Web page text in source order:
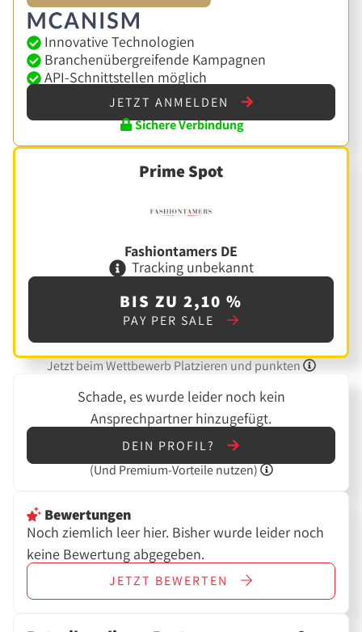
Innovative Technologien
Branchenübergreifende Kampagnen
API-Schnittstellen möglich
JETZT ANMELDEN
Sichere Verbindung
Prime Spot
Fashiontamers DE
Tracking unbekannt
BIS ZU 2,10 %
PAY PER SALE
Jetzt beim Wettbewerb Platzieren und punkten
Schade, es wurde leider noch kein
Ansprechpartner hinzugefügt.
DEIN PROFIL?
(Und Premium-Vorteile nutzen)
Bewertungen
Noch ziemlich leer hier. Bisher wurde leider noch
keine Bewertung abgegeben.
JETZT BEWERTEN